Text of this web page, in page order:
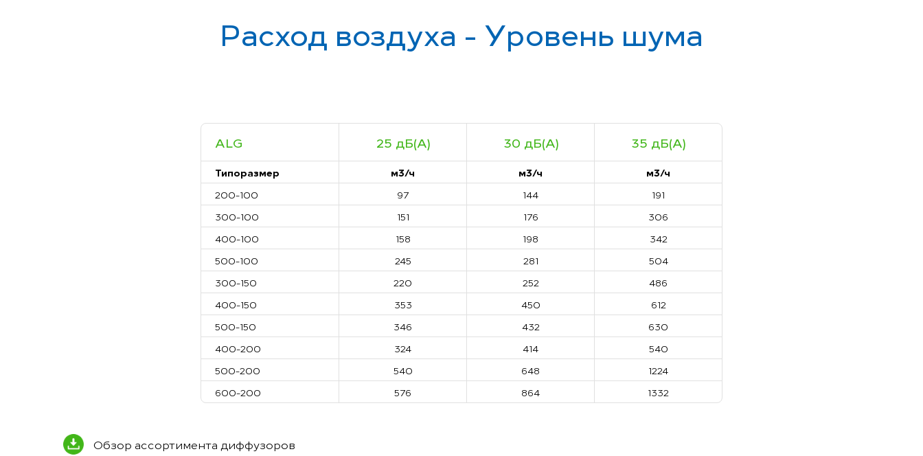
Расход воздуха - Уровень шума
ALG 25 дБ(А) 30 дБ(А) 35 дБ(А)
Типоразмер м3/ч м3/ч
м3/ч
200-100
97 144
191
300-100
151 176
306
400-100
158 198
342
500-100
245 281
504
300-150
220 252
486
400-150
353 450
612
500-150
346 432
630
400-200
324 414
540
500-200
540 648
1224
600-200
576 864 1332
Обзор ассортимента диффузоров